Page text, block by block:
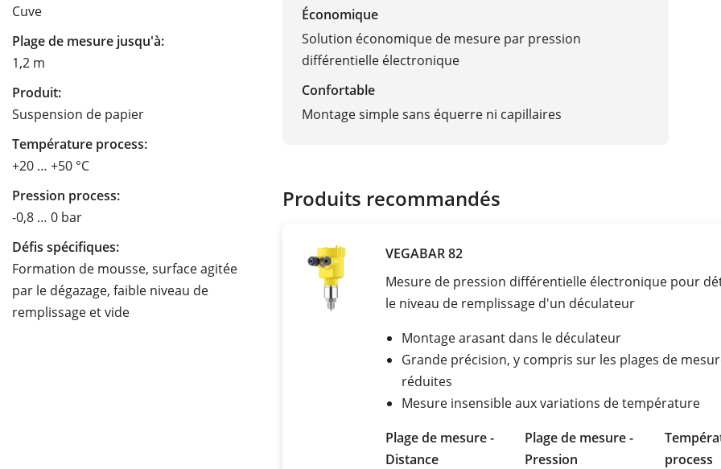
Cuve
Plage de mesure jusqu'à:
1,2 m
Produit:
Suspension de papier
Température process:
+20 … +50 °C
Pression process:
-0,8 … 0 bar
Défis spécifiques:
Formation de mousse, surface agitée
par le dégazage, faible niveau de
remplissage et vide
Économique
Solution économique de mesure par pression
différentielle électronique
Confortable
Montage simple sans équerre ni capillaires
Produits recommandés
VEGABAR 82
Mesure de pression différentielle électronique pour
le niveau de remplissage d'un déculateur
Montage arasant dans le déculateur
Grande précision, y compris sur les plages de
réduites
Mesure insensible aux variations de température
Plage de mesure -
Distance
Plage de mesure -
Pression
process